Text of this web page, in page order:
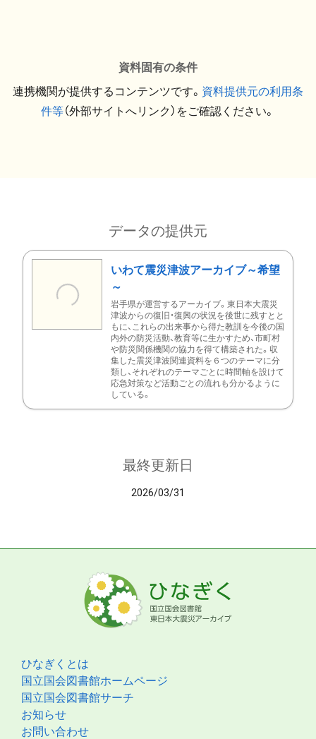
資料固有の条件
連携機関が提供するコンテンツです。 資料提供元の利用条
件等（外部サイトへリンク）をご確認ください。
データの提供元
いわて震災津波アーカイブ～希望
～
岩手県が運営するアーカイブ。東日本大震災
津波からの復旧・復興の状況を後世に残すとと
もに、これらの出来事から得た教訓を今後の国
内外の防災活動、教育等に生かすため、市町村
や防災関係機関の協力を得て構築された。収
集した震災津波関連資料を６つのテーマに分
類し、それぞれのテーマごとに時間軸を設けて
応急対策など活動ごとの流れも分かるように
している。
最終更新日
2026/03/31
ひなぎくとは
国立国会図書館ホームページ
国立国会図書館サーチ
お知らせ
お問い合わせ